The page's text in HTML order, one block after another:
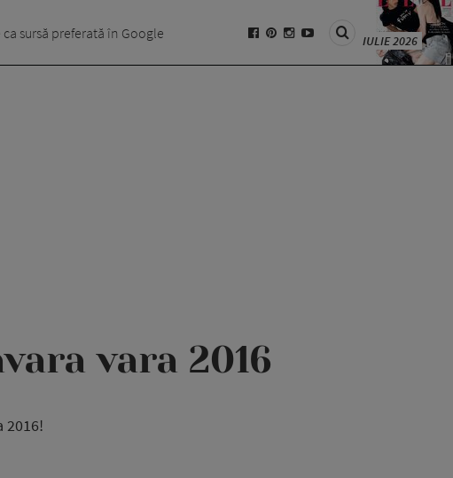
sursă preferată în Google IULIE 2026
vara 2016
2016!